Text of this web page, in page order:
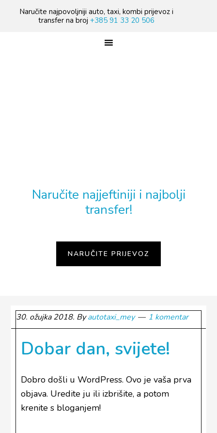
Naručite najpovoljniji auto, taxi, kombi prijevoz i
transfer na broj +385 91 33 20 506
Naručite najjeftiniji i najbolji
transfer!
30. ožujka 2018. Byautotaxi_mey 1 komentar
Dobar dan, svijete!
Dobro došli u WordPress. Ovo je vaša prva
objava. Uredite ju ili izbrišite, a potom
krenite s bloganjem!